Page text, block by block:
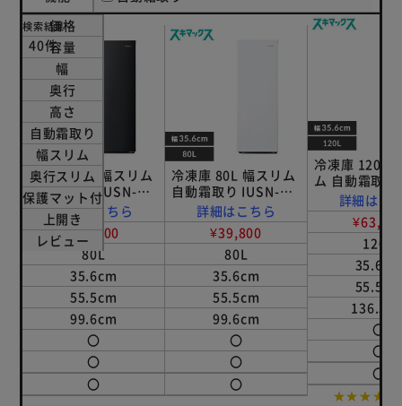
価格
容量
幅
奥行
高さ
自動霜取り
幅スリム
奥行スリム
保護マット付
上開き
レビュー
冷凍庫 80L 幅スリム
自動霜取り IUSN-
8B-HA 【スキマック
ス】
詳細はこちら
¥39,800
80L
35.6cm
55.5cm
99.6cm
〇
〇
〇
冷凍庫 80L 幅スリム
自動霜取り IUSN-
8A-W 【スキマック
ス】
詳細はこちら
¥39,800
80L
35.6cm
55.5cm
99.6cm
〇
〇
〇
冷凍庫 120L
ム 自動霜取
S12A-W 【ス
クス】
詳細はこ
120L
35.6cm
55.5cm
〇
〇
〇
★★★★★
検索結果
40件